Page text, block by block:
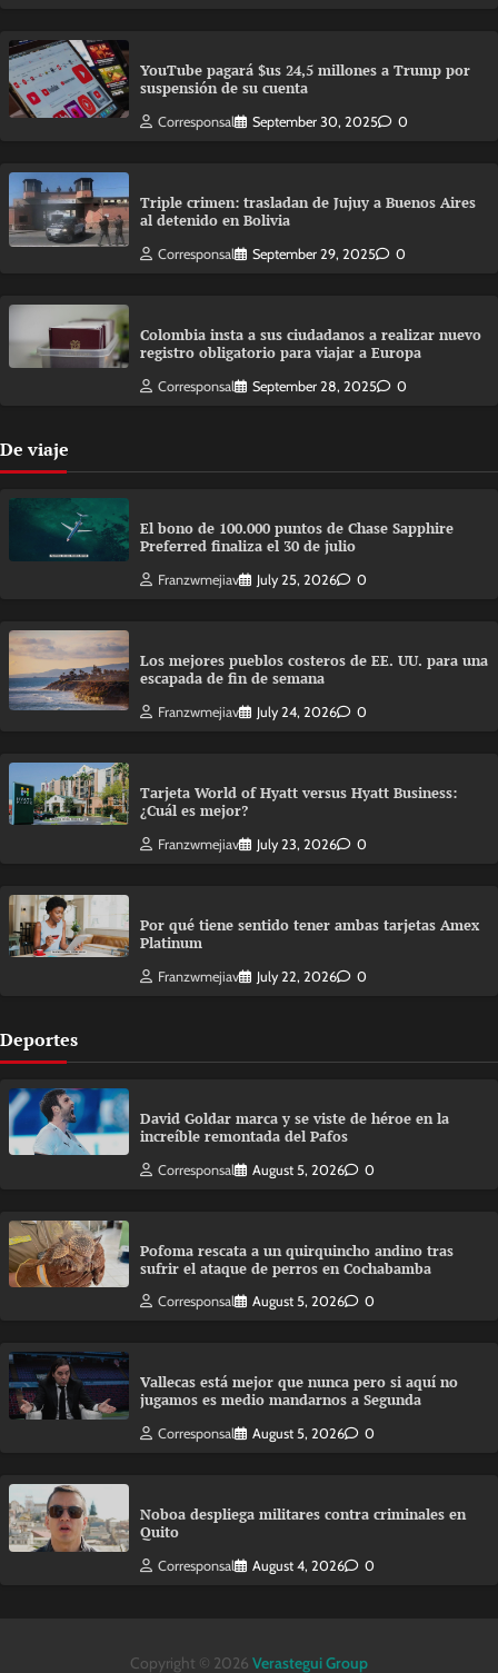
YouTube pagará $us 24,5 millones a Trump por
suspensión de su cuenta
Corresponsal September 30, 2025 0
Triple crimen: trasladan de Jujuy a Buenos Aires
al detenido en Bolivia
Corresponsal September 29, 2025 0
Colombia insta a sus ciudadanos a realizar nuevo
registro obligatorio para viajar a Europa
Corresponsal September 28, 2025 0
De viaje
El bono de 100.000 puntos de Chase Sapphire
Preferred finaliza el 30 de julio
Franzwmejiav July 25, 2026 0
Los mejores pueblos costeros de EE. UU. para una
escapada de fin de semana
Franzwmejiav July 24, 2026 0
Tarjeta World of Hyatt versus Hyatt Business:
¿Cuál es mejor?
Franzwmejiav July 23, 2026 0
Por qué tiene sentido tener ambas tarjetas Amex
Platinum
Franzwmejiav July 22, 2026 0
Deportes
David Goldar marca y se viste de héroe en la
increíble remontada del Pafos
Corresponsal August 5, 2026 0
Pofoma rescata a un quirquincho andino tras
sufrir el ataque de perros en Cochabamba
Corresponsal August 5, 2026 0
Vallecas está mejor que nunca pero si aquí no
jugamos es medio mandarnos a Segunda
Corresponsal August 5, 2026 0
Noboa despliega militares contra criminales en
Quito
Corresponsal August 4, 2026 0
Copyright © 2026 Verastegui Group